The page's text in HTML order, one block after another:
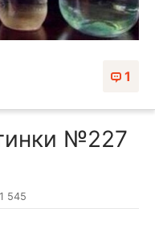
1
№227
1 545